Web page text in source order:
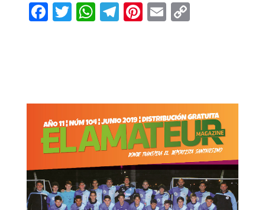
Facebook
Twitter
WhatsApp
Telegram
Pinterest
EmailCopy